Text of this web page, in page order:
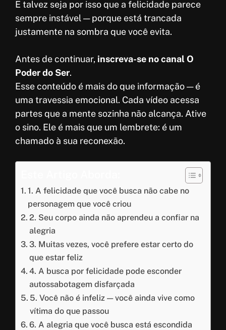
E talvez seja por isso que a felicidade parece
sempre instável — porque está trancada
justamente na sombra que você evita.
Antes de continuar, inscreva-se no canal O
Poder do Ser.
Esse conteúdo é mais do que informação — é
uma travessia emocional. Cada vídeo acessa
partes que a mente sozinha não alcança. Ative
o sino. Ele é mais que um lembrete: é um
chamado à sua reconexão.
1. A felicidade que você busca não cabe no
personagem que você criou
2. Seu corpo ainda não aprendeu a confiar na
alegria
3. Muitas vezes, você prefere estar certo do
que estar feliz
4. A busca por felicidade pode esconder
autossabotagem disfarçada
5. Você não é infeliz — você ainda vive como
vítima do que passou
6. A alegria que você busca está escondida